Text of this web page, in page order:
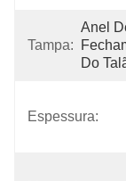
Tampa:
Anel
Do
Espessura: